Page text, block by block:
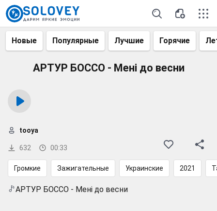
Новые Популярные Лучшие Горячие
АРТУР БОССО - Мені до весни
632 00:33
tooya
Громкие Зажигательные Украинские 2021
АРТУР БОССО - Мені до весни